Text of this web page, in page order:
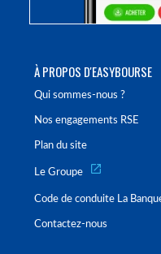
À PROPOS D'EASYBOURSE
Qui sommes-nous ?
Nos engagements RSE
Plan du site
Le Groupe
Code de conduite La
Contactez-nous